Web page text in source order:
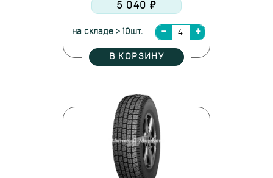
5 040 ₽
на складе > 10шт.
В КОРЗИНУ